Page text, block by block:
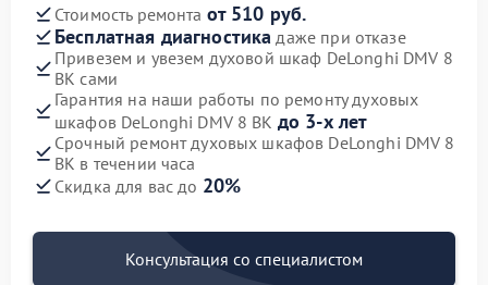
Стоимость ремонта от 510 руб.
Бесплатная диагностика даже при отказе
Привезем и увезем духовой шкаф DeLonghi DMV 8
BK сами
Гарантия на наши работы по ремонту духовых
шкафов DeLonghi DMV 8 BK до 3-х лет
Срочный ремонт духовых шкафов DeLonghi DMV 8
BK в течении часа
Скидка для вас до 20%
Консультация со специалистом